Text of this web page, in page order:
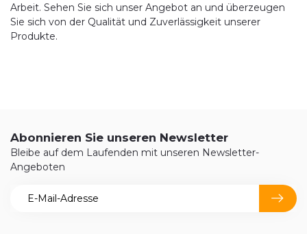
Arbeit. Sehen Sie sich unser Angebot an und überzeugen
Sie sich von der Qualität und Zuverlässigkeit unserer
Produkte.
Abonnieren Sie unseren Newsletter
Bleibe auf dem Laufenden mit unseren Newsletter-
Angeboten